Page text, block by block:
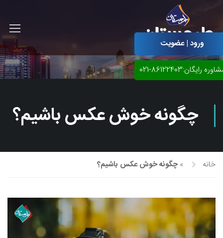
آموزش مجازی گرافیک
آموزش مجازی طراحی داخلی
نقاشی پاستل
نقاشی رنگ روغن
خوشنویسی نستعلیق
ورود | عضویت
رایگان:86122403-021
چگونه خوش عکس باشیم؟
خانه » چگونه خوش عکس باشیم؟